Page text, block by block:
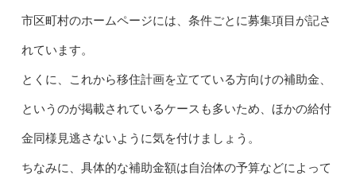
市区町村のホームページには、条件ごとに募集項目が記さ
れています。
とくに、これから移住計画を立てている方向けの補助金、
というのが掲載されているケースも多いため、ほかの給付
金同様見逃さないように気を付けましょう。
ちなみに、具体的な補助金額は自治体の予算などによって